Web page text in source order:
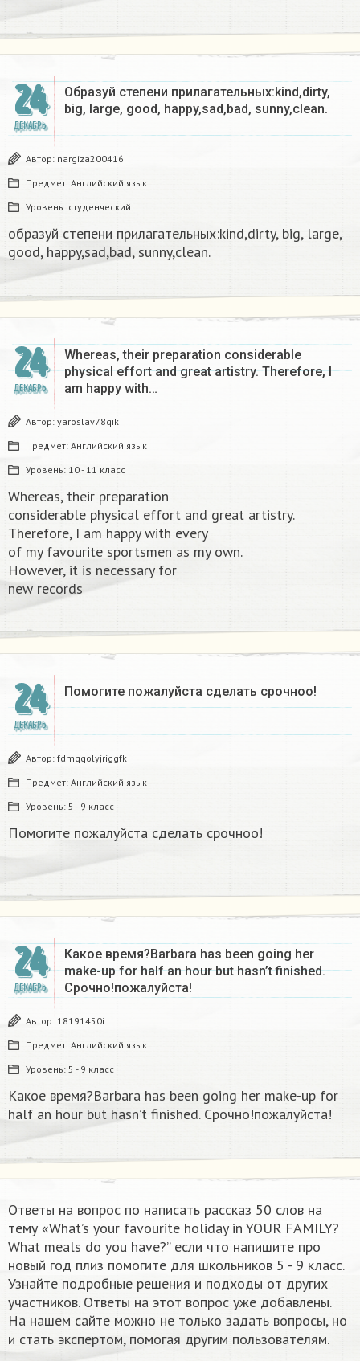
24
ДЕКАБРЬ
Образуй степени прилагательных:kind,dirty,
big, large, good, happy,sad,bad, sunny,clean.​
Автор: nargiza200416
Предмет: Английский язык
Уровень: студенческий
образуй степени прилагательных:kind,dirty, big, large,
good, happy,sad,bad, sunny,clean.​
24
ДЕКАБРЬ
Whereas, their preparation considerable
physical effort and great artistry. Therefore, I
am happy with…
Автор: yaroslav78qik
Предмет: Английский язык
Уровень: 10 - 11 класс
Whereas, their preparation
considerable physical effort and great artistry.
Therefore, I am happy with every
of my favourite sportsmen as my own.
However, it is necessary for
new records​
24
ДЕКАБРЬ
Помогите пожалуйста сделать срочноо! ​
Автор: fdmqqolyjriggfk
Предмет: Английский язык
Уровень: 5 - 9 класс
Помогите пожалуйста сделать срочноо!
24
ДЕКАБРЬ
Какое время?Barbara has been going her
make-up for half an hour but hasn’t finished.
Срочно!пожалуйста!
Автор: 18191450i
Предмет: Английский язык
Уровень: 5 - 9 класс
Какое время?Barbara has been going her make-up for
half an hour but hasn’t finished. Срочно!пожалуйста!
Ответы на вопрос по написать рассказ 50 слов на
тему «What’s your favourite holiday in YOUR FAMILY?
What meals do you have?” если что напишите про
новый год плиз помогите для школьников 5 - 9 класс.
Узнайте подробные решения и подходы от других
участников. Ответы на этот вопрос уже добавлены.
На нашем сайте можно не только задать вопросы, но
и стать экспертом, помогая другим пользователям.